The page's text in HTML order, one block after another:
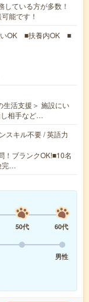
している方が多数！
能です！
いOK ■扶養内OK ■
生活支援＞ 施設にい
し相手など…
スキル不要 / 英語力
！ブランクOK!■10名
完…
50代
60代
男性